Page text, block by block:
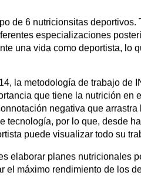
de 6 nutricionsitas